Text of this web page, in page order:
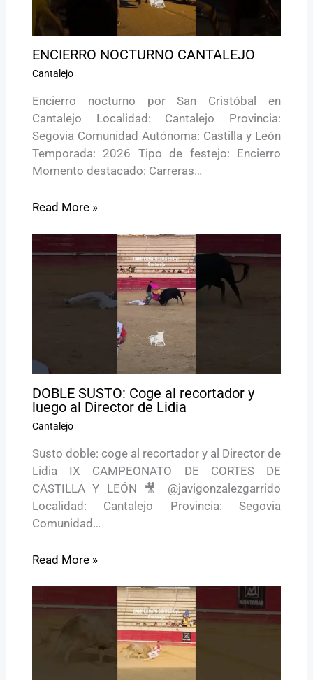
ENCIERRO NOCTURNO CANTALEJO
Cantalejo
Encierro nocturno por San Cristóbal en
Cantalejo Localidad: Cantalejo Provincia:
Segovia Comunidad Autónoma: Castilla y León
Temporada: 2026 Tipo de festejo: Encierro
Momento destacado: Carreras…
Read More »
DOBLE SUSTO: Coge al recortador y
luego al Director de Lidia
Cantalejo
Susto doble: coge al recortador y al Director de
Lidia IX CAMPEONATO DE CORTES DE
CASTILLA Y LEÓN 🎥 @javigonzalezgarrido
Localidad: Cantalejo Provincia: Segovia
Comunidad…
Read More »